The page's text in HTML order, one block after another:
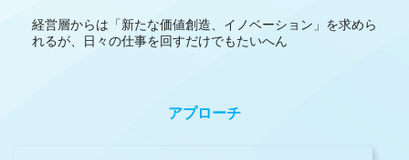
経営層からは「新たな価値創造、イノベーション」を求めら
れるが、日々の仕事を回すだけでもたいへん
アプローチ